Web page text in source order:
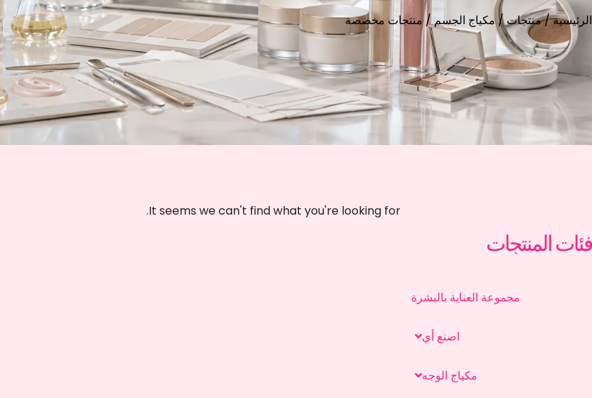
الرئيسية/منتجات/ مكياج الجسم/ منتجات مخصصة
فئات المنتجات
مجموعة العناية بالبشرة
اصنع أي
مكياج الوجه
يبدو أننا لا نستطيع العثور على ما تبحث عنه.